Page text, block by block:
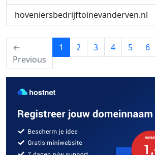
hoveniersbedrijftoinevanderven.nl
←
Previous
1 (current)
2 3 4 5 6